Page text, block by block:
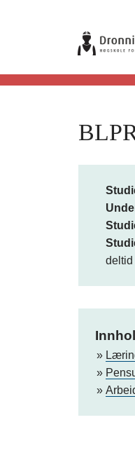
S
t
d
i
t
deltid